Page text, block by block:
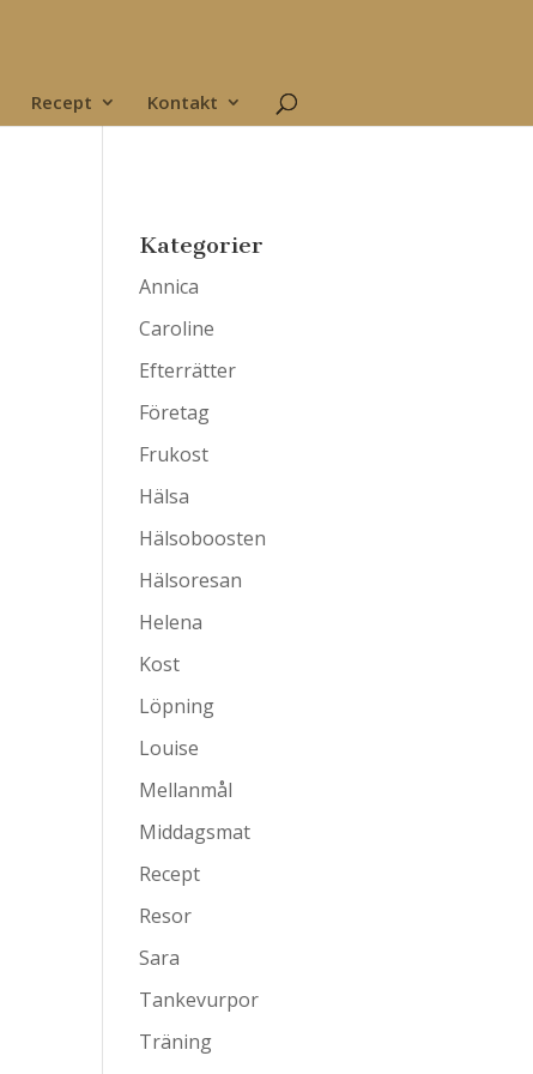
Recept Kontakt
Kategorier
Annica
Caroline
Efterrätter
Företag
Frukost
Hälsa
Hälsoboosten
Hälsoresan
Helena
Kost
Löpning
Louise
Mellanmål
Middagsmat
Recept
Resor
Sara
Tankevurpor
Träning